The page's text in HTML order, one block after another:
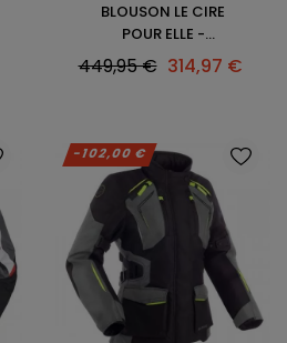
BLOUSON LE CIRE
POUR ELLE -
ORIGINAL DRIVER
Prix
449,95 € Prix
314,97 €
-102,00 €